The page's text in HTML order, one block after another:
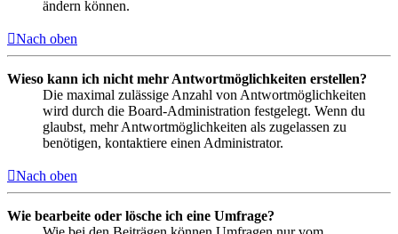
ändern können.
Nach oben
Wieso kann ich nicht mehr Antwortmöglichkeiten erstellen?
Die maximal zulässige Anzahl von Antwortmöglichkeiten
wird durch die Board-Administration festgelegt. Wenn du
glaubst, mehr Antwortmöglichkeiten als zugelassen zu
benötigen, kontaktiere einen Administrator.
Nach oben
Wie bearbeite oder lösche ich eine Umfrage?